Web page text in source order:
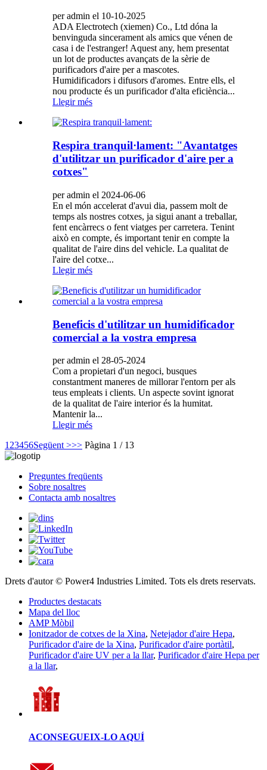
per admin el 10-10-2025
ADA Electrotech (xiemen) Co., Ltd dóna la
benvinguda sincerament als amics que vénen de
casa i de l'estranger! Aquest any, hem presentat
un lot de productes avançats de la sèrie de
purificadors d'aire per a mascotes.
Humidificadors i difusors d'aromes. Entre ells, el
nou producte és un purificador d'alta eficiència...
Llegir més
Respira tranquil·lament: "Avantatges
d'utilitzar un purificador d'aire per a
cotxes"
per admin el 2024-06-06
En el món accelerat d'avui dia, passem molt de
temps als nostres cotxes, ja sigui anant a treballar,
fent encàrrecs o fent viatges per carretera. Tenint
això en compte, és important tenir en compte la
qualitat de l'aire dins del vehicle. La qualitat de
l'aire del cotxe...
Llegir més
Beneficis d'utilitzar un humidificador
comercial a la vostra empresa
per admin el 28-05-2024
Com a propietari d'un negoci, busques
constantment maneres de millorar l'entorn per als
teus empleats i clients. Un aspecte sovint ignorat
de la qualitat de l'aire interior és la humitat.
Mantenir la...
Llegir més
1 23456Següent >>> Pàgina 1 / 13
Preguntes freqüents
Sobre nosaltres
Contacta amb nosaltres
Drets d'autor © Power4 Industries Limited. Tots els drets reservats.
Productes destacats
Mapa del lloc
AMP Mòbil
Ionitzador de cotxes de la Xina, Netejador d'aire Hepa,
Purificador d'aire de la Xina, Purificador d'aire portàtil,
Purificador d'aire UV per a la llar, Purificador d'aire Hepa per
a la llar,
ACONSEGUEIX-LO AQUÍ